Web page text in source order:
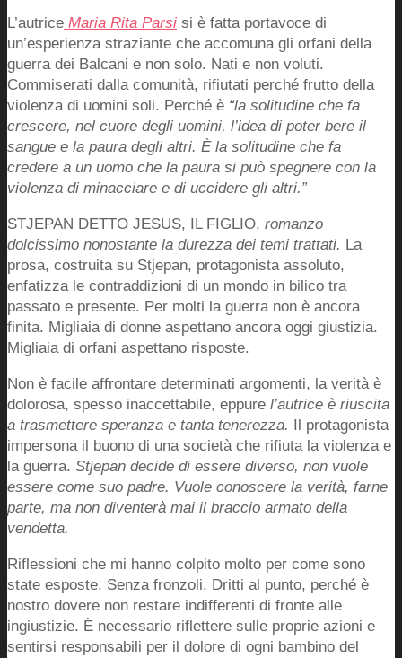
L’autrice Maria Rita Parsi si è fatta portavoce di
un’esperienza straziante che accomuna gli orfani della
guerra dei Balcani e non solo. Nati e non voluti.
Commiserati dalla comunità, rifiutati perché frutto della
violenza di uomini soli. Perché è “la solitudine che fa
crescere, nel cuore degli uomini, l’idea di poter bere il
sangue e la paura degli altri. È la solitudine che fa
credere a un uomo che la paura si può spegnere con la
violenza di minacciare e di uccidere gli altri.”
STJEPAN DETTO JESUS, IL FIGLIO, romanzo
dolcissimo nonostante la durezza dei temi trattati. La
prosa, costruita su Stjepan, protagonista assoluto,
enfatizza le contraddizioni di un mondo in bilico tra
passato e presente. Per molti la guerra non è ancora
finita. Migliaia di donne aspettano ancora oggi giustizia.
Migliaia di orfani aspettano risposte.
Non è facile affrontare determinati argomenti, la verità è
dolorosa, spesso inaccettabile, eppure l’autrice è riuscita
a trasmettere speranza e tanta tenerezza. Il protagonista
impersona il buono di una società che rifiuta la violenza e
la guerra. Stjepan decide di essere diverso, non vuole
essere come suo padre. Vuole conoscere la verità, farne
parte, ma non diventerà mai il braccio armato della
vendetta.
Riflessioni che mi hanno colpito molto per come sono
state esposte. Senza fronzoli. Dritti al punto, perché è
nostro dovere non restare indifferenti di fronte alle
ingiustizie. È necessario riflettere sulle proprie azioni e
sentirsi responsabili per il dolore di ogni bambino del